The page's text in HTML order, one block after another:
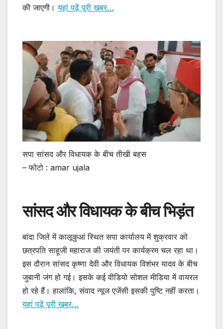
की जाएगी।यहां पढ़ें पूरी खबर…
सपा सांसद और विधायक के बीच तीखी बहस
– फोटो : amar ujala
सांसद और विधायक के बीच भिड़ंत
बांदा जिले में कालूकुआं स्थित सपा कार्यालय में शुक्रवार को
छत्रपति साहूजी महाराज की जयंती पर कार्यक्रम चल रहा था।
इस दौरान सांसद कृष्णा देवी और विधायक विशंभर यादव के बीच
जुबानी जंग हो गई। इसके कई वीडियो सोशल मीडिया में वायरल
हो रहे हैं। हालांकि, संवाद न्यूज एजेंसी इसकी पुष्टि नहीं करता।
यहां पढ़ें पूरी खबर…